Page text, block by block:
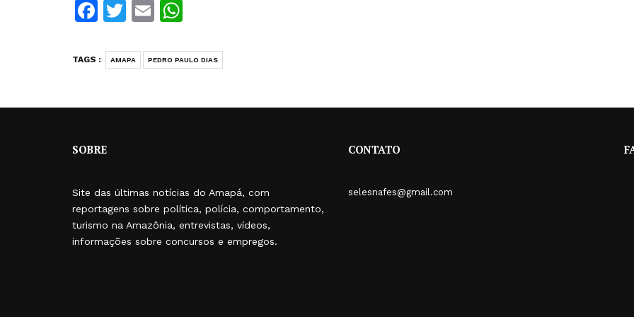
Facebook
Twitter
Email
TAGS : AMAPA PEDRO PAULO DIAS
SOBRE
Site das últimas notícias do Amapá, com
reportagens sobre política, polícia, comportamento,
turismo na Amazônia, entrevistas, vídeos,
informações sobre concursos e empregos.
CONTATO
selesnafes@gmail.com